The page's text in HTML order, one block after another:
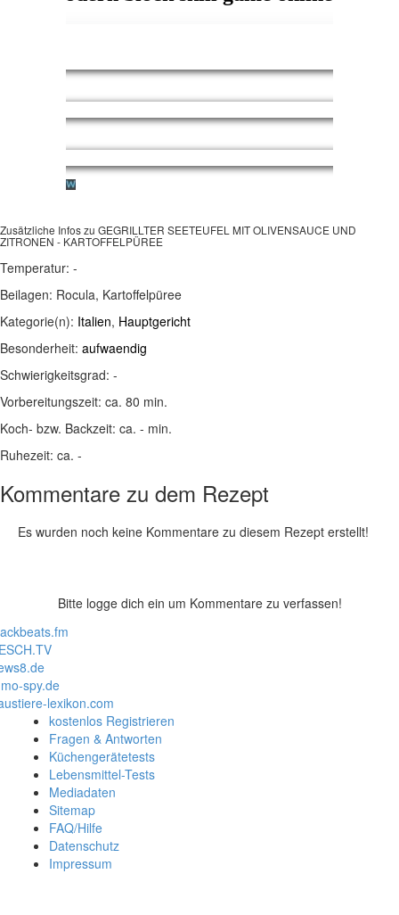
Zusätzliche Infos zu GEGRILLTER SEETEUFEL MIT OLIVENSAUCE UND
ZITRONEN - KARTOFFELPÜREE
Temperatur: -
Beilagen: Rocula, Kartoffelpüree
Kategorie(n): Italien, Hauptgericht
Besonderheit: aufwaendig
Schwierigkeitsgrad: -
Vorbereitungszeit: ca. 80 min.
Koch- bzw. Backzeit: ca. - min.
Ruhezeit: ca. -
Kommentare zu dem Rezept
Es wurden noch keine Kommentare zu diesem Rezept erstellt!
Bitte logge dich ein um Kommentare zu verfassen!
spy.de
lexikon.com
kostenlos Registrieren
Fragen & Antworten
Küchengerätetests
Lebensmittel-Tests
Mediadaten
Sitemap
FAQ/Hilfe
Datenschutz
Impressum